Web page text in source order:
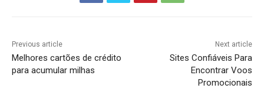
Previous article
Melhores cartões de crédito
para acumular milhas
Next article
Sites Confiáveis Para
Encontrar Voos
Promocionais